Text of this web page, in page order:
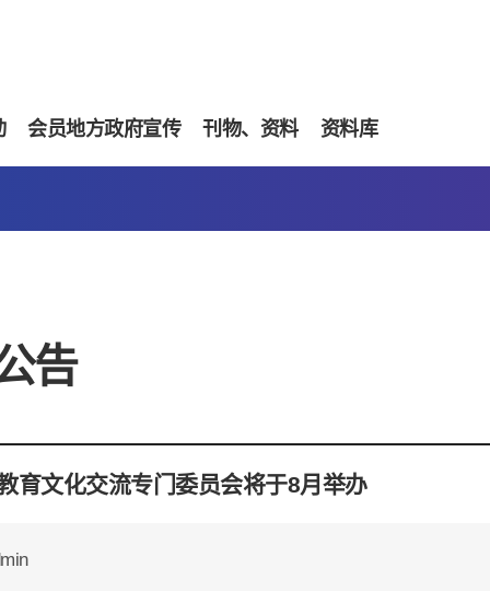
会员地方政府宣传 刊物、资料 资料库
告
育文化交流专门委员会将于8月举办